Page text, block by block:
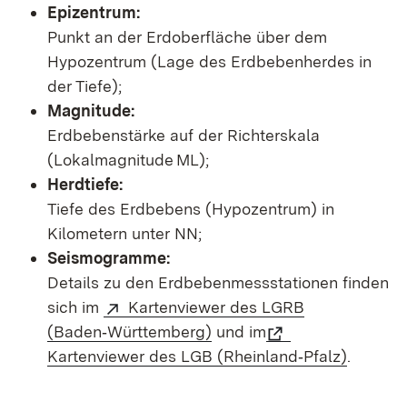
Epizentrum:
Punkt an der Erdoberfläche über dem
Hypozentrum (Lage des Erdbebenherdes in
der Tiefe);
Magnitude:
Erdbebenstärke auf der Richterskala
(Lokalmagnitude ML);
Herdtiefe:
Tiefe des Erdbebens (Hypozentrum) in
Kilometern unter NN;
Seismogramme:
Details zu den Erdbebenmessstationen finden
sich im
Kartenviewer des LGRB
(Baden‑Württemberg) und im
Kartenviewer des LGB (Rheinland‑Pfalz).